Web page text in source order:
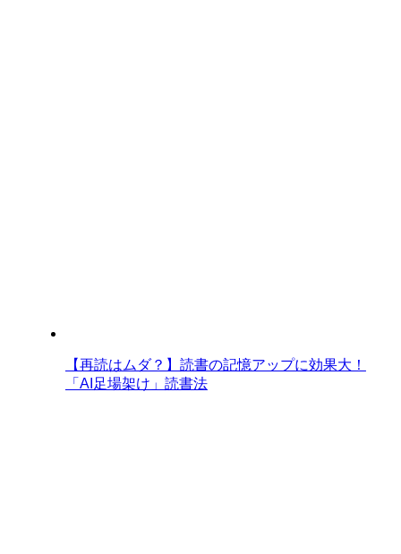
【再読はムダ？】読書の記憶アップに効果大！
「AI足場架け」読書法